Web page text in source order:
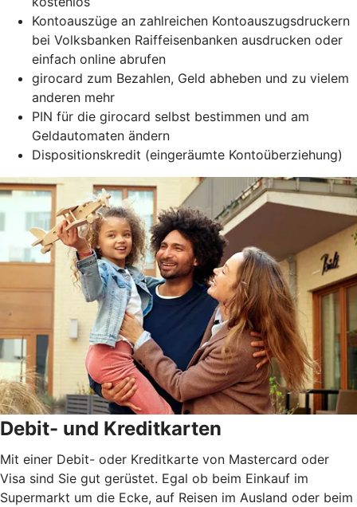
Kontoauszüge an zahlreichen Kontoauszugsdruckern
bei Volksbanken Raiffeisenbanken ausdrucken oder
einfach online abrufen
girocard zum Bezahlen, Geld abheben und zu vielem
anderen mehr
PIN für die girocard selbst bestimmen und am
Geldautomaten ändern
Dispositionskredit (eingeräumte Kontoüberziehung)
Debit- und Kreditkarten
Mit einer Debit- oder Kreditkarte von Mastercard oder
Visa sind Sie gut gerüstet. Egal ob beim Einkauf im
Supermarkt um die Ecke, auf Reisen im Ausland oder beim